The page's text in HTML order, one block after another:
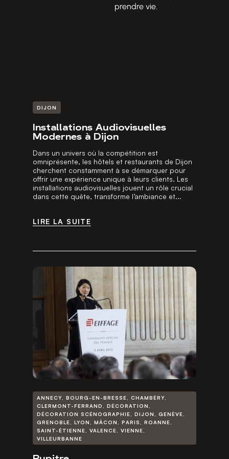
prendre vie.
DIJON
Installations Audiovisuelles
Modernes à Dijon
Dans un univers où la compétition est
omniprésente, les hôtels et restaurants de Dijon
cherchent constamment à se démarquer pour
offrir une expérience unique à leurs clients. Les
installations audiovisuelles jouent un rôle crucial
dans cette quête, transforme l’ambiance et...
LIRE LA SUITE
ANNECY BOURG-EN-BRESSE CHAMBÉRY
CLERMONT-FERRAND
DÉCORATION
DÉCORATION SCÉNOGRAPHIE
DIJON GENÈVE
GRENOBLE
LYON MÂCON PARIS ROANNE
SAINT-ÉTIENNE
VALENCE VIENNE
VILLEURBANNE